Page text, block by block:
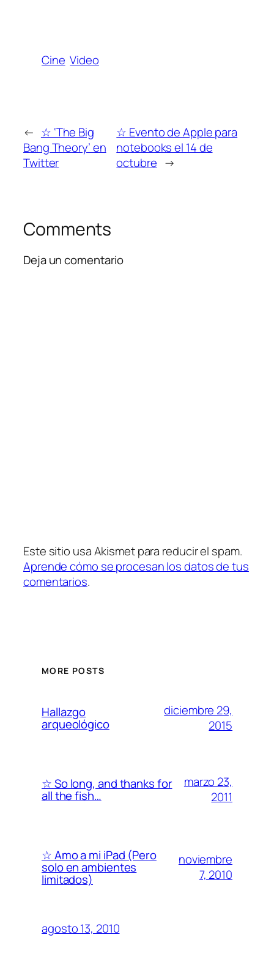
Cine Video
← ☆ ‘The Big
Bang Theory’ en
Twitter
☆ Evento de Apple para
notebooks el 14 de
octubre →
Comments
Deja un comentario
Este sitio usa Akismet para reducir el spam.
Aprende cómo se procesan los datos de tus
comentarios.
MORE POSTS
Hallazgo
arqueológico
diciembre 29,
2015
☆ So long, and thanks for
all the fish…
marzo 23,
2011
☆ Amo a mi iPad (Pero
solo en ambientes
limitados)
noviembre
7, 2010
agosto 13, 2010